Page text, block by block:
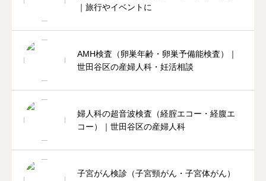
｜旅行やイベントに
AMH検査（卵巣年齢・卵巣予備能検査）｜
世田谷区の産婦人科・妊活相談
婦人科の超音波検査（経腟エコー・経腹エ
コー）｜世田谷区の産婦人科
子宮がん検診（子宮頸がん・子宮体がん）